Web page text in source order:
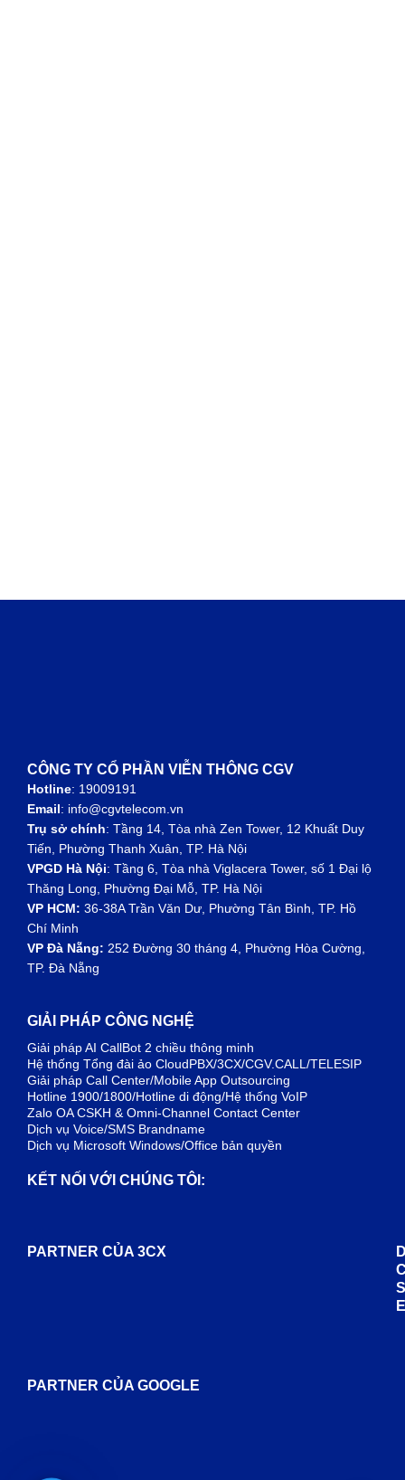
CÔNG TY CỔ PHẦN VIỄN THÔNG CGV
Hotline: 19009191
Email: info@cgvtelecom.vn
Trụ sở chính: Tầng 14, Tòa nhà Zen Tower, 12 Khuất Duy
Tiến, Phường Thanh Xuân, TP. Hà Nội
VPGD Hà Nội: Tầng 6, Tòa nhà Viglacera Tower, số 1 Đại lộ
Thăng Long, Phường Đại Mỗ, TP. Hà Nội
VP HCM: 36-38A Trần Văn Dư, Phường Tân Bình, TP. Hồ
Chí Minh
VP Đà Nẵng: 252 Đường 30 tháng 4, Phường Hòa Cường,
TP. Đà Nẵng
GIẢI PHÁP CÔNG NGHỆ
Giải pháp AI CallBot 2 chiều thông minh
Hệ thống Tổng đài ảo CloudPBX/3CX/CGV.CALL/TELESIP
Giải pháp Call Center/Mobile App Outsourcing
Hotline 1900/1800/Hotline di động/Hệ thống VoIP
Zalo OA CSKH & Omni-Channel Contact Center
Dịch vụ Voice/SMS Brandname
Dịch vụ Microsoft Windows/Office bản quyền
KẾT NỐI VỚI CHÚNG TÔI:
PARTNER CỦA 3CX
PARTNER CỦA GOOGLE